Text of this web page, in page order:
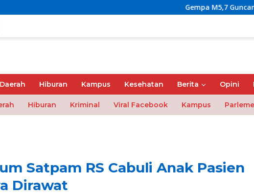
Gempa M5,7 Guncang Halmahera
Daerah Hiburan Kampus Kesehatan Berita Opini
Hiburan Kriminal Viral Facebook Kampus
Satpam RS Cabuli Anak Pasien
Dirawat